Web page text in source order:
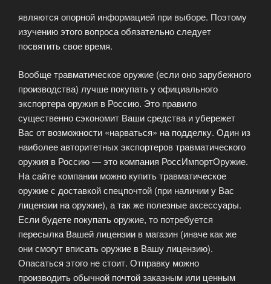
являются опорной информацией при выборе. Поэтому
изучению этого вопроса обязательно следует
посвятить свое время.
Вообще травматическое оружие (если оно зарубежного
производства) лучше покупать у официального
экспортера оружия в Россию. Это правило
существенно сэкономит Ваши средства и убережет
Вас от возможности «нарваться» на подделку. Один из
наиболее авторитетных экспортеров травматического
оружия в Россию — это компания РоссИмпортОружие.
На сайте компании можно купить травматическое
оружие с доставкой спецпочтой (при наличии у Вас
лицензии на оружие), а так же полезные аксессуары.
Если будете покупать оружие, то потребуется
пересылка Вашей лицензии в магазин (иначе как же
они смогут вписать оружие в Вашу лицензию).
Опасаться этого не стоит. Отправку можно
производить обычной почтой заказным или ценным